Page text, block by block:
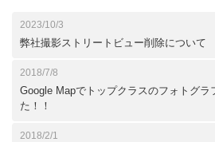
2023/10/3
弊社撮影ストリートビュー削除について
2018/7/8
Google Mapでトップクラスのフォトグラ
た！！
2018/2/1